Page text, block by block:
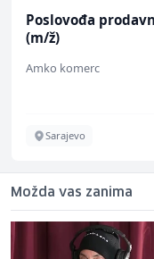
Poslovođa
(m/ž)
Amko komerc
Sarajevo
Možda vas zanima